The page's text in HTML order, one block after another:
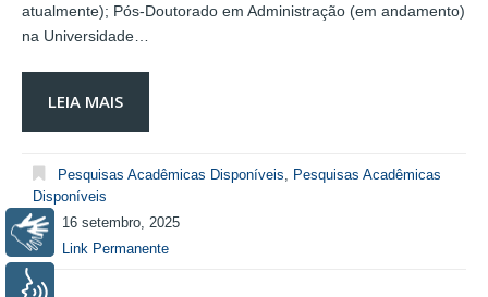
atualmente); Pós-Doutorado em Administração (em andamento)
na Universidade…
LEIA MAIS
Pesquisas Acadêmicas Disponíveis
Pesquisas Acadêmicas
Disponíveis
16 setembro, 2025
Link Permanente
Libras